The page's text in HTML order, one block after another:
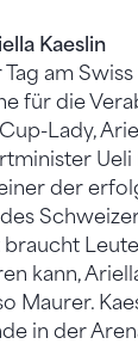
Kaeslin
am
für die
Lady,
Ueli
der
kann,
Maurer.
in der